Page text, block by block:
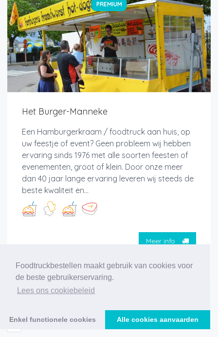
Foodtruckbestellen maakt gebruik van cookies voor
de beste gebruikerservaring.
Lees ons cookiebeleid
Enkel functionele cookies Alle cookies aanvaarden
PREMIUM
Het Burger-Manneke
Een Hamburgerkraam / foodtruck aan huis, op
uw feestje of event? Geen probleem wij hebben
ervaring sinds 1976 met alle soorten feesten of
evenementen, groot of klein. Door onze meer
dan 40 jaar lange ervaring leveren wij steeds de
beste kwaliteit en...
Meer info
›